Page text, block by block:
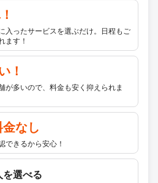
入ったサービスを選ぶだけ。日程もご
ます！
！
が多いので、料金も安く抑えられま
なし
できるから安心！
を選べる